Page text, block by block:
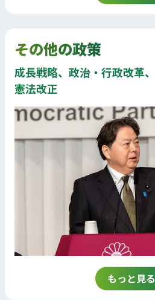
その他の政策
成長戦略、政治・行政改革、
憲法改正
もっと見る